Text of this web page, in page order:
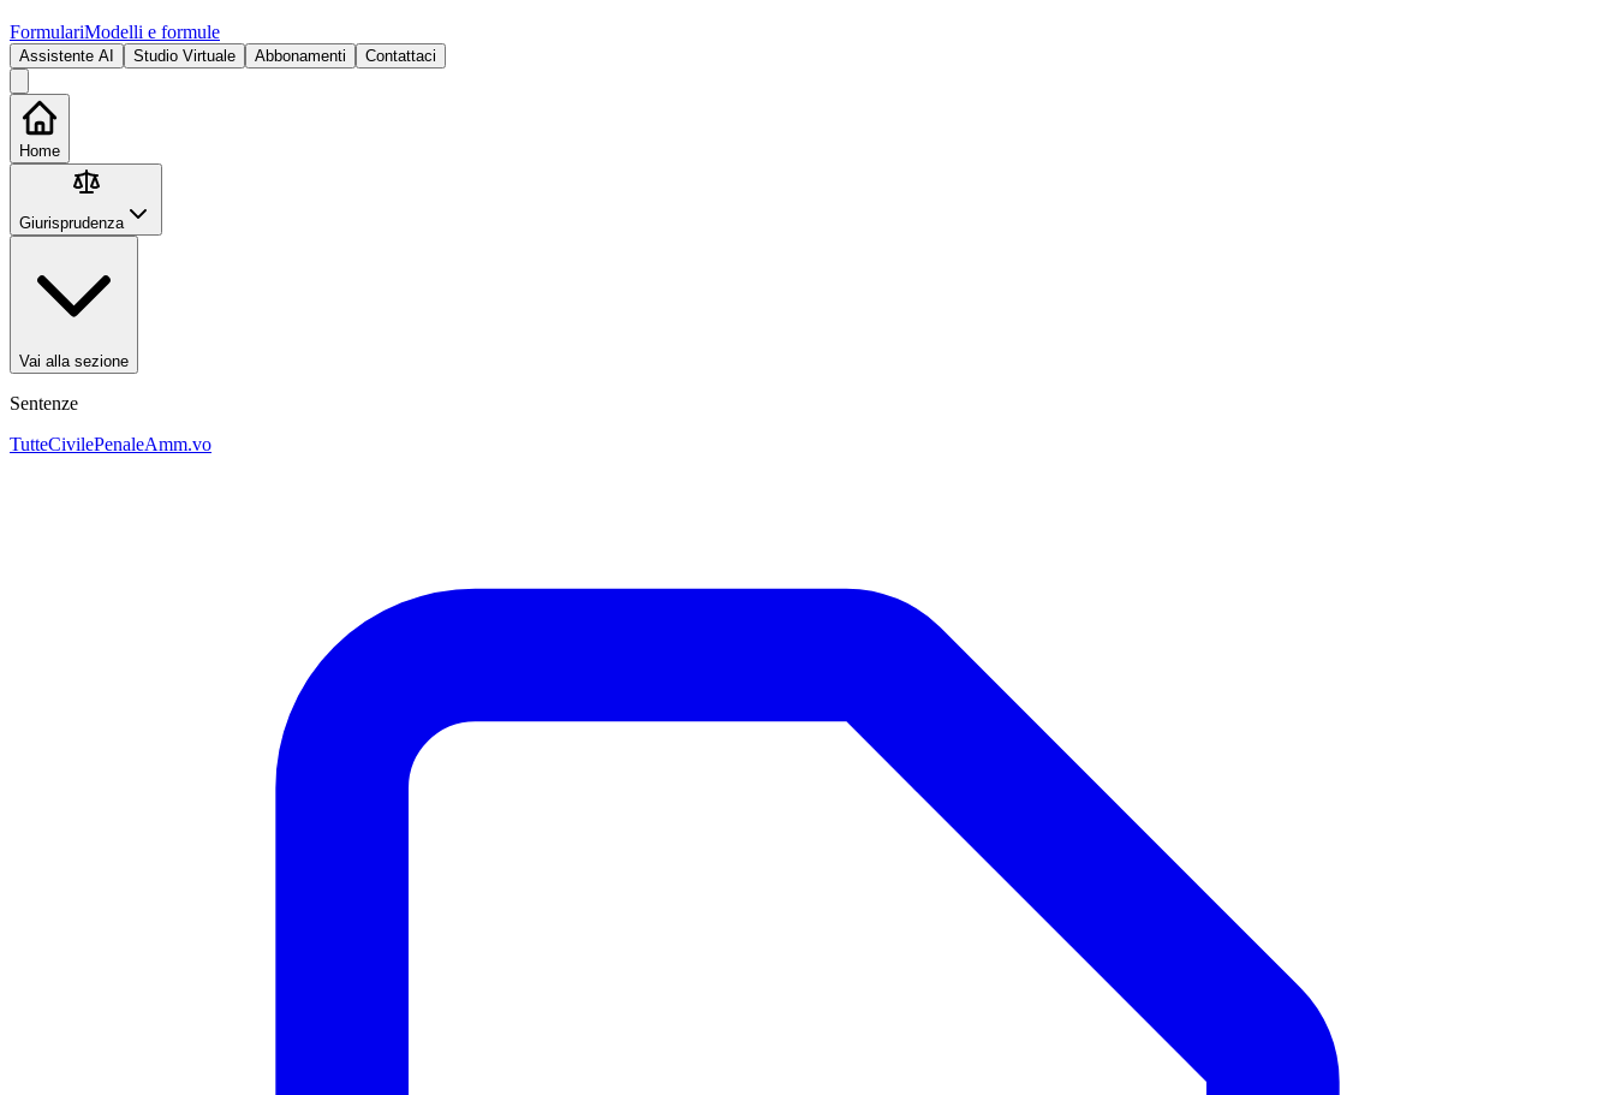
FormulariModelli e formule
Assistente AI Studio Virtuale Abbonamenti Contattaci
Home
Giurisprudenza
Vai alla sezione
Sentenze
TutteCivilePenaleAmm.vo